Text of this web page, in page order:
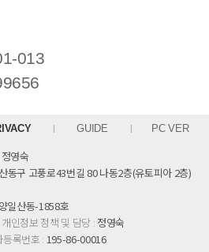
013
GUIDE PC VER
정영숙
동구 고풍로43번길 80 나동2층(유토피아 2층)
일산동-1858호
개인정보 정책 및 담당 : 정영숙
등록번호 : 195-86-00016